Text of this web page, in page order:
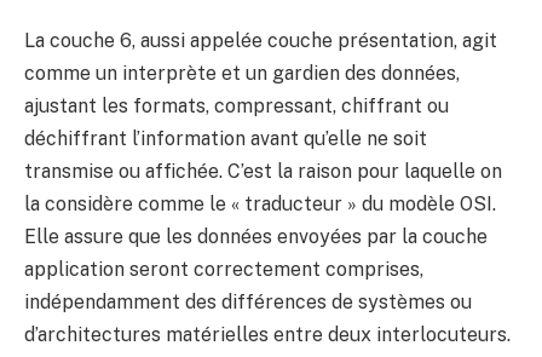
La couche 6, aussi appelée couche présentation, agit
comme un interprète et un gardien des données,
ajustant les formats, compressant, chiffrant ou
déchiffrant l’information avant qu’elle ne soit
transmise ou affichée. C’est la raison pour laquelle on
la considère comme le « traducteur » du modèle OSI.
Elle assure que les données envoyées par la couche
application seront correctement comprises,
indépendamment des différences de systèmes ou
d’architectures matérielles entre deux interlocuteurs.